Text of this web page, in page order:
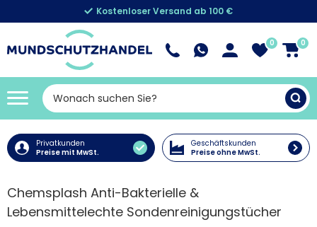
Kostenloser Versand ab 100 €
0 0
Privatkunden
Preise mit MwSt.
Geschäftskunden
Preise ohne MwSt.
Chemsplash Anti-Bakterielle &
Lebensmittelechte Sondenreinigungstücher